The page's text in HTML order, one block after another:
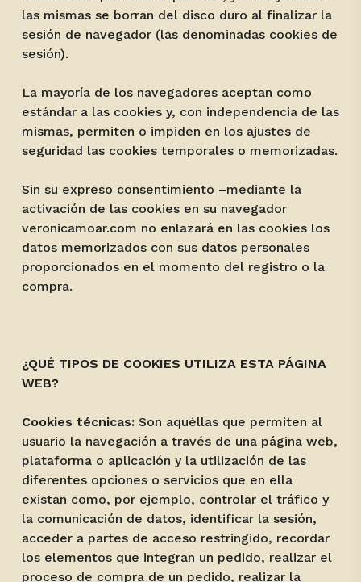
las mismas se borran del disco duro al finalizar la
sesión de navegador (las denominadas cookies de
sesión).
La mayoría de los navegadores aceptan como
estándar a las cookies y, con independencia de las
mismas, permiten o impiden en los ajustes de
seguridad las cookies temporales o memorizadas.
Sin su expreso consentimiento –mediante la
activación de las cookies en su navegador
veronicamoar.com no enlazará en las cookies los
datos memorizados con sus datos personales
proporcionados en el momento del registro o la
compra.
¿QUÉ TIPOS DE COOKIES UTILIZA ESTA PÁGINA
WEB?
Cookies técnicas:Son aquéllas que permiten al
usuario la navegación a través de una página web,
plataforma o aplicación y la utilización de las
diferentes opciones o servicios que en ella
existan como, por ejemplo, controlar el tráfico y
la comunicación de datos, identificar la sesión,
acceder a partes de acceso restringido, recordar
los elementos que integran un pedido, realizar el
proceso de compra de un pedido, realizar la